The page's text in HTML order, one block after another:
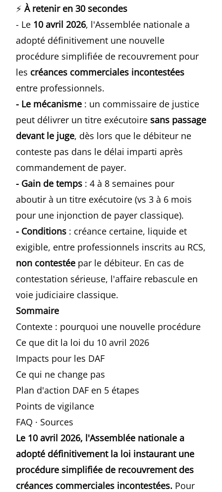
⚡ À retenir en 30 secondes
- Le 10 avril 2026, l'Assemblée nationale a
adopté définitivement une nouvelle
procédure simplifiée de recouvrement pour
les créances commerciales incontestées
entre professionnels.
- Le mécanisme : un commissaire de justice
peut délivrer un titre exécutoire sans passage
devant le juge, dès lors que le débiteur ne
conteste pas dans le délai imparti après
commandement de payer.
- Gain de temps : 4 à 8 semaines pour
aboutir à un titre exécutoire (vs 3 à 6 mois
pour une injonction de payer classique).
- Conditions : créance certaine, liquide et
exigible, entre professionnels inscrits au RCS,
non contestée par le débiteur. En cas de
contestation sérieuse, l'affaire rebascule en
voie judiciaire classique.
Sommaire
Contexte : pourquoi une nouvelle procédure
Ce que dit la loi du 10 avril 2026
Impacts pour les DAF
Ce qui ne change pas
Plan d'action DAF en 5 étapes
Points de vigilance
FAQ · Sources
Le 10 avril 2026, l'Assemblée nationale a
adopté définitivement la loi instaurant une
procédure simplifiée de recouvrement des
créances commerciales incontestées. Pour